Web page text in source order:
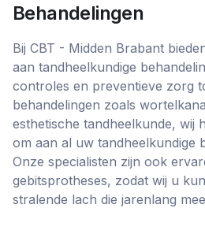
Behandelingen
Bij CBT - Midden Brabant
aan tandheelkundige
controles en preventieve zorg
behandelingen zoals
esthetische tandheelkunde, wij
om aan al uw tandheelkundige
Onze specialisten zijn ook
gebitsprotheses, zodat wij u
stralende lach die jarenlang